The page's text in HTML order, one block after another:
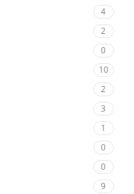
4
2
0
10
2
3
1
0
0
9